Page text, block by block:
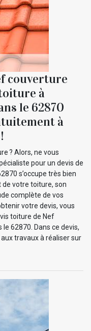
couverture
à
le 62870
à
? Alors, ne vous
pour un devis de
s’occupe très bien
de votre toiture, son
complète de vos
votre devis, vous
toiture de Nef
62870. Dans ce devis,
travaux à réaliser sur